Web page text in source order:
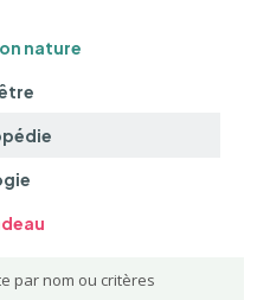
nature
par nom ou critères